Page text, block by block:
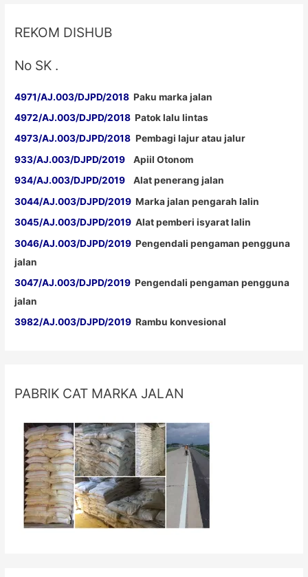
Tikungan
REKOM DISHUB
No SK .
4971/AJ.003/DJPD/2018 Paku marka jalan
4972/AJ.003/DJPD/2018 Patok lalu lintas
4973/AJ.003/DJPD/2018 Pembagi lajur atau jalur
933/AJ.003/DJPD/2019 Apiil Otonom
934/AJ.003/DJPD/2019 Alat penerang jalan
3044/AJ.003/DJPD/2019 Marka jalan pengarah lalin
3045/AJ.003/DJPD/2019 Alat pemberi isyarat lalin
3046/AJ.003/DJPD/2019 Pengendali pengaman pengguna
jalan
3047/AJ.003/DJPD/2019 Pengendali pengaman pengguna
jalan
3982/AJ.003/DJPD/2019 Rambu konvesional
PABRIK CAT MARKA JALAN